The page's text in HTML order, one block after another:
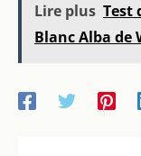
Lire plus Test
Blanc Alba de